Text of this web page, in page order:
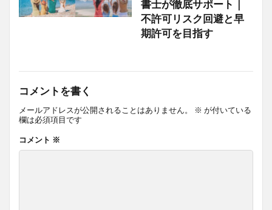
書士が徹底サポート｜
不許可リスク回避と早
期許可を目指す
コメントを書く
メールアドレスが公開されることはありません。 ※ が付いている
欄は必須項目です
コメント ※